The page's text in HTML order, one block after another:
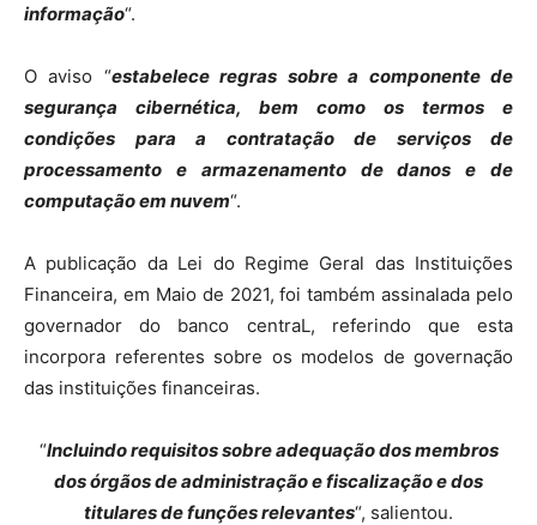
informação“.
O aviso “estabelece regras sobre a componente de
segurança cibernética, bem como os termos e
condições para a contratação de serviços de
processamento e armazenamento de danos e de
computação em nuvem“.
A publicação da Lei do Regime Geral das Instituições
Financeira, em Maio de 2021, foi também assinalada pelo
governador do banco centraL, referindo que esta
incorpora referentes sobre os modelos de governação
das instituições financeiras.
“Incluindo requisitos sobre adequação dos membros
dos órgãos de administração e fiscalização e dos
titulares de funções relevantes“, salientou.